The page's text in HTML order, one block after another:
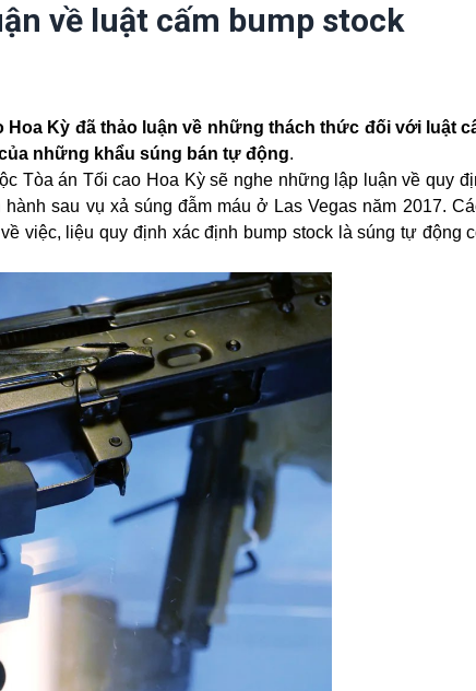
về luật cấm bump stock
Hoa Kỳ đã thảo luận về những thách thức đối với luật
những khẩu súng bán tự động.
Tòa án Tối cao Hoa Kỳ sẽ nghe những lập luận về quy
sau vụ xả súng đẫm máu ở Las Vegas năm 2017.
việc, liệu quy định xác định bump stock là súng tự động